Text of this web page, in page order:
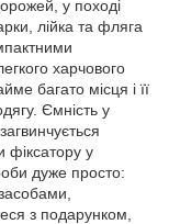
у поході
лійка та фляга
харчового
багато місця і її
Ємність у
фіксатору у
дуже просто:
з подарунком,